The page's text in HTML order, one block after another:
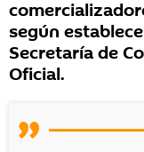
según
Secretaría de
Oficial.